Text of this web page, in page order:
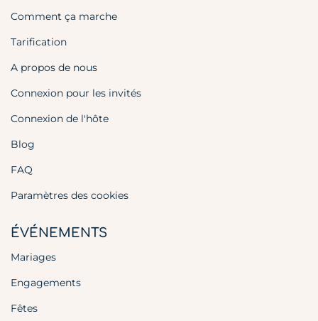
Comment ça marche
Tarification
A propos de nous
Connexion pour les invités
Connexion de l'hôte
Blog
FAQ
Paramètres des cookies
ÉVÉNEMENTS
Mariages
Engagements
Fêtes